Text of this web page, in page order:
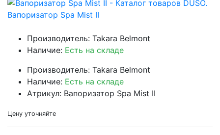
Вапоризатор Spa Mist II
Производитель: Takara Belmont
Наличие: Есть на складе
Производитель: Takara Belmont
Наличие: Есть на складе
Атрикул: Вапоризатор Spa Mist II
Цену уточняйте